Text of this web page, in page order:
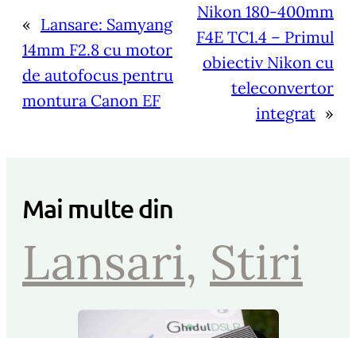
« Lansare: Samyang
14mm F2.8 cu motor
de autofocus pentru
montura Canon EF
Nikon 180-400mm
F4E TC1.4 – Primul
obiectiv Nikon cu
teleconvertor
integrat »
Mai multe din
Lansari, Stiri